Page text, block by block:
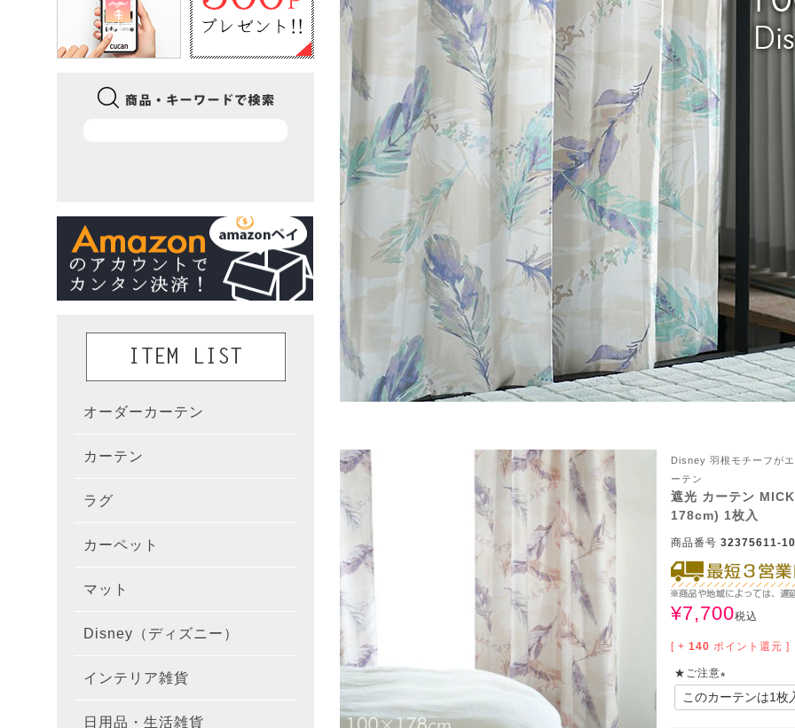
オーダーカーテン
カーテンサイズの測り方
カーテン生地 無料サンプル
DESIGN LIFE
NEXTHOME
colne
防炎
カーテン 既製カーテン
遮光カーテン
100×135cm（遮光カーテン）
100×178cm（遮光カーテン）
100×200cm（遮光カーテン）
厚地カーテン
100×135cm（厚地カーテン）
100×178cm（厚地カーテン）
100×200cm（厚地カーテン）
レースカーテン
100×133cm(レースカーテン)
100×176cm(レースカーテン)
100×198cm(レースカーテン)
カーテンを機能で選ぶ
1級遮光カーテン
防炎カーテン
カーテンをテイストで選ぶ
花・植物柄(厚地カーテン)
ラグ ラグをサイズで選ぶ
100×140cm程度
140×200cm程度
170×220cm程度
200×200cm程度
200×250cm程度
ラグを機能で選ぶ
床暖房/ホットカーペット対応
防音ラグ
防炎ラグ
防ダニラグ
ラグのサイズの選び方
ラグの選び方講座
ラグのお手入れ方法
カーペット カーペットをサイズで選ぶ
176×176cm（江戸間2畳）
176×261cm（江戸間3畳）
261×261cm（江戸間4.5畳）
261×352cm（江戸間6畳）
タイルカーペット
カーペットのサイズの選び方
カーペットの選び方講座
マット 玄関マット
約45×75cm
約50×80cm
約55×85cm
キッチンマット
約45×60cm
約45×120cm
マットを機能で選ぶ
洗えるマット
Disney（ディズニー） オーダーカーテン
カーテン
インテリア雑貨 クッションカバー
日用品・生活雑貨 キッチン収納・ラック
Disney 羽根モチーフが
ーテン
遮光 カーテン
178cm) 1枚入
商品番号 32375611-
¥7,700税込
[ + 140 ポイント還元 ]
★ご注意
(